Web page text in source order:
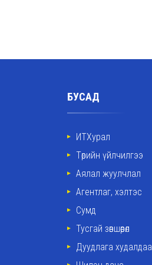
БУСАД
ИТХурал
Төрийн үйлчилгээ
Аялал жуулчлал
Агентлаг, хэлтэс
Сумд
Тусгай зөвшөөрөл
Дуудлага худалдаа